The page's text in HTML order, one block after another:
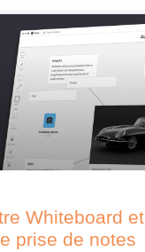
Whiteboard et
prise de notes